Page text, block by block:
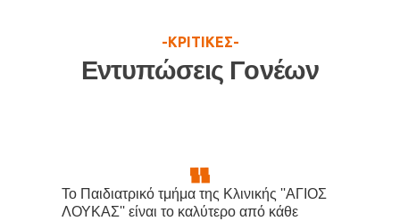
-ΚΡΙΤΙΚΕΣ-
Εντυπώσεις Γονέων
Το Παιδιατρικό τμήμα της Κλινικής ''ΑΓΙΟΣ
ΛΟΥΚΑΣ'' είναι το καλύτερο από κάθε
❝
❞